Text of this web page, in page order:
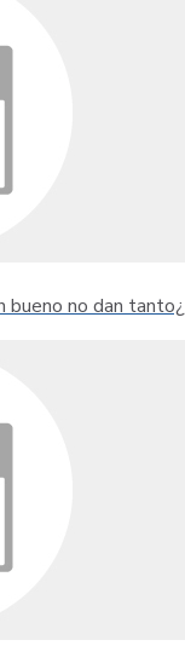
bueno no dan tanto¿